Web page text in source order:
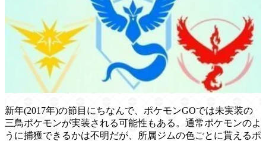
新年(2017年)の節目にちなんで、ポケモンGOでは未実装の
三鳥ポケモンが実装される可能性もある。通常ポケモンのよ
うに捕獲できるかは不明だが、所属ジムの色ごとに貰えるポ